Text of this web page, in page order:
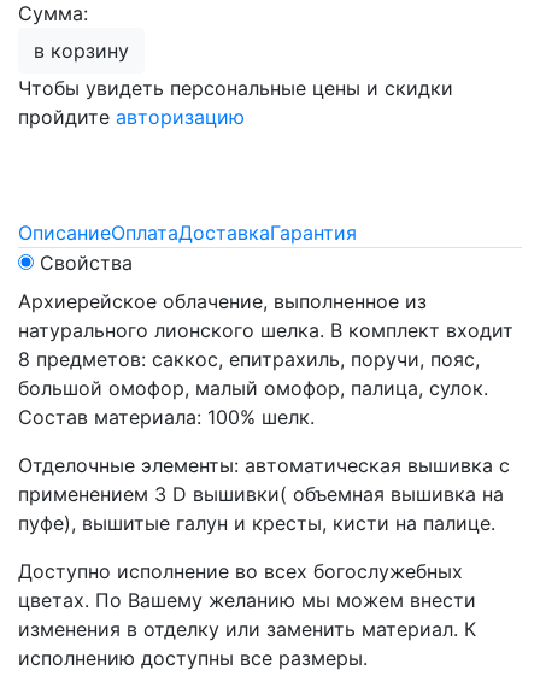
Сумма:
в корзину
Чтобы увидеть персональные цены и скидки
пройдите авторизацию
ОписаниеОплатаДоставкаГарантия
Свойства
Архиерейское облачение, выполненное из
натурального лионского шелка. В комплект входит
8 предметов: саккос, епитрахиль, поручи, пояс,
большой омофор, малый омофор, палица, сулок.
Состав материала: 100% шелк.
Отделочные элементы: автоматическая вышивка с
применением 3 D вышивки( объемная вышивка на
пуфе), вышитые галун и кресты, кисти на палице.
Доступно исполнение во всех богослужебных
цветах. По Вашему желанию мы можем внести
изменения в отделку или заменить материал. К
исполнению доступны все размеры.